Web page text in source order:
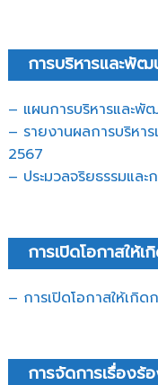
การบริหารและพั
– แผนการบริหารและ
– รายงานผลการบริหา
2567
– ประมวลจริยธรรมและ
การเปิดโอกาสให้
– การเปิดโอกาสให้เกิด
การจัดการเรื่องร้